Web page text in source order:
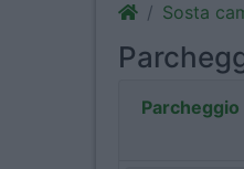
Sosta
Parcheggio